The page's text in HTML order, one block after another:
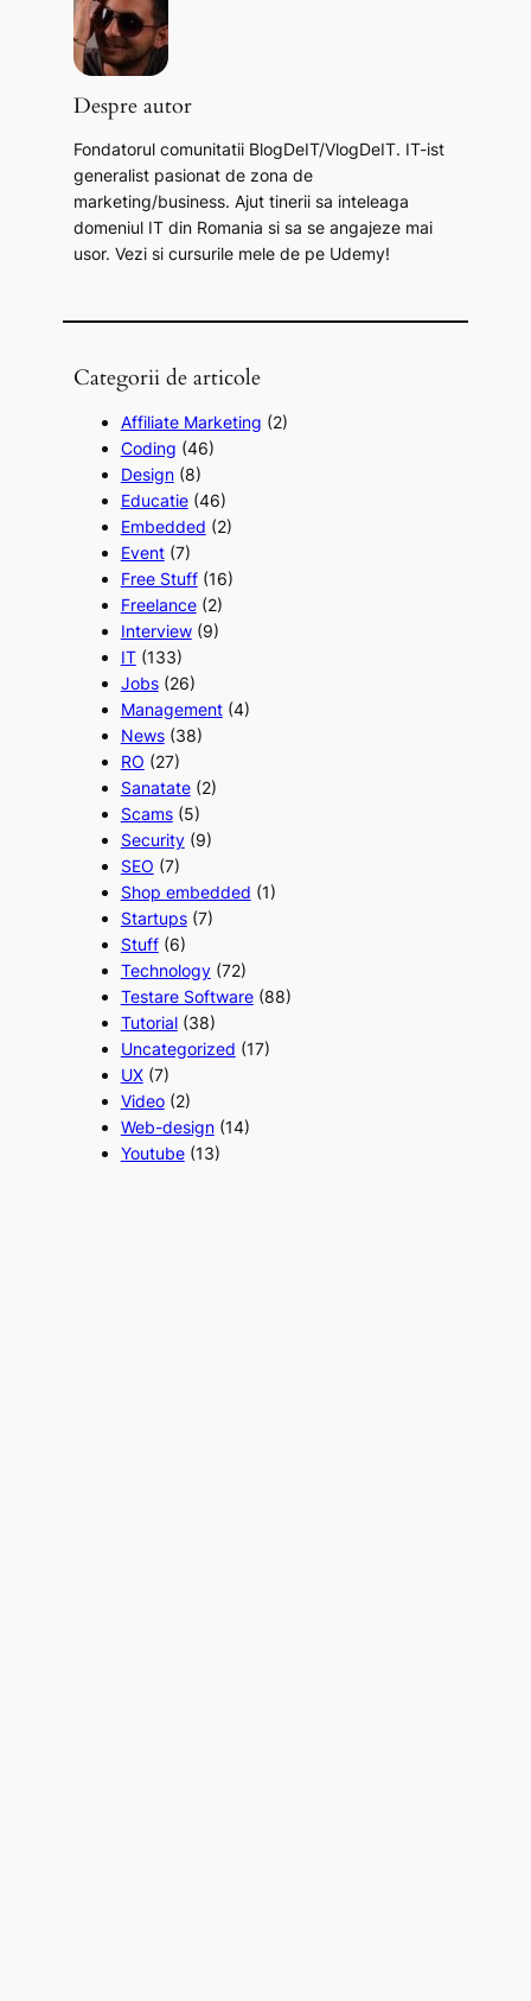
Despre autor
Fondatorul comunitatii BlogDeIT/VlogDeIT. IT-ist
generalist pasionat de zona de
marketing/business. Ajut tinerii sa inteleaga
domeniul IT din Romania si sa se angajeze mai
usor. Vezi si cursurile mele de pe Udemy!
Categorii de articole
Affiliate Marketing (2)
Coding (46)
Design(8)
Educatie(46)
Embedded (2)
Event(7)
Free Stuff(16)
Freelance(2)
Interview(9)
IT(133)
Jobs(26)
Management(4)
News(38)
RO (27)
Sanatate(2)
Scams(5)
Security(9)
SEO (7)
Shop embedded (1)
Startups(7)
Stuff(6)
Technology(72)
Testare Software(88)
Tutorial(38)
Uncategorized (17)
UX(7)
Video(2)
Web-design(14)
Youtube(13)